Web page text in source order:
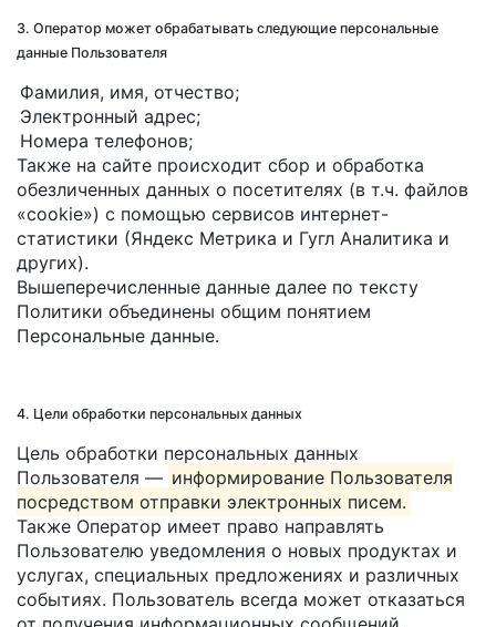
3. Оператор может обрабатывать следующие персональные
данные Пользователя
Фамилия, имя, отчество;
Электронный адрес;
Номера телефонов;
Также на сайте происходит сбор и обработка
обезличенных данных о посетителях (в т.ч. файлов
«cookie») с помощью сервисов интернет-
статистики (Яндекс Метрика и Гугл Аналитика и
других).
Вышеперечисленные данные далее по тексту
Политики объединены общим понятием
Персональные данные.
4. Цели обработки персональных данных
Цель обработки персональных данных
Пользователя — информирование Пользователя
посредством отправки электронных писем.
Также Оператор имеет право направлять
Пользователю уведомления о новых продуктах и
услугах, специальных предложениях и различных
событиях. Пользователь всегда может отказаться